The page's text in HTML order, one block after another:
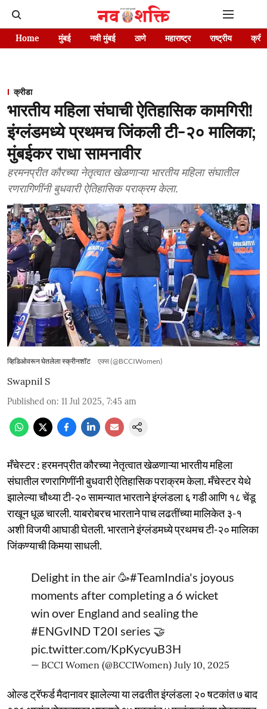
Home मुंबई नवी मुंबई ठाणे महाराष्ट्र राष्ट्रीय
क्रीडा
भारतीय महिला संघाची ऐतिहासिक कामगिरी!
इंग्लंडमध्ये प्रथमच जिंकली टी-२० मालिका;
मुंबईकर राधा सामनावीर
हरमनप्रीत कौरच्या नेतृत्वात खेळणाऱ्या भारतीय महिला संघातील
रणरागिणींनी बुधवारी ऐतिहासिक पराक्रम केला.
व्हिडिओवरून घेतलेला स्क्रीनशॉट एक्स (@BCCIWomen)
Swapnil S
Published on: 11 Jul 2025, 7:45 am
मँचेस्टर : हरमनप्रीत कौरच्या नेतृत्वात खेळणाऱ्या भारतीय महिला
संघातील रणरागिणींनी बुधवारी ऐतिहासिक पराक्रम केला. मँचेस्टर येथे
झालेल्या चौथ्या टी-२० सामन्यात भारताने इंग्लंडला ६ गडी आणि १८ चेंडू
राखून धूळ चारली. याबरोबरच भारताने पाच लढतींच्या मालिकेत ३-१
अशी विजयी आघाडी घेतली. भारताने इंग्लंडमध्ये प्रथमच टी-२० मालिका
जिंकण्याची किमया साधली.
Delight in the air 🥳#TeamIndia's joyous
moments after completing a 6 wicket
win over England and sealing the
#ENGvINDT20I series 🤝
pic.twitter.com/KpKycyuB3H
— BCCI Women (@BCCIWomen) July 10, 2025
ओल्ड ट्रॅफर्ड मैदानावर झालेल्या या लढतीत इंग्लंडला २० षटकांत ७ बाद